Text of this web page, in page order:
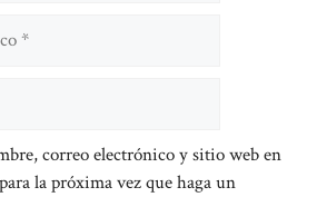
correo electrónico y sitio web en
la próxima vez que haga un